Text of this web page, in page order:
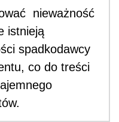
nieważność
istnieją
spadkodawcy
co do treści